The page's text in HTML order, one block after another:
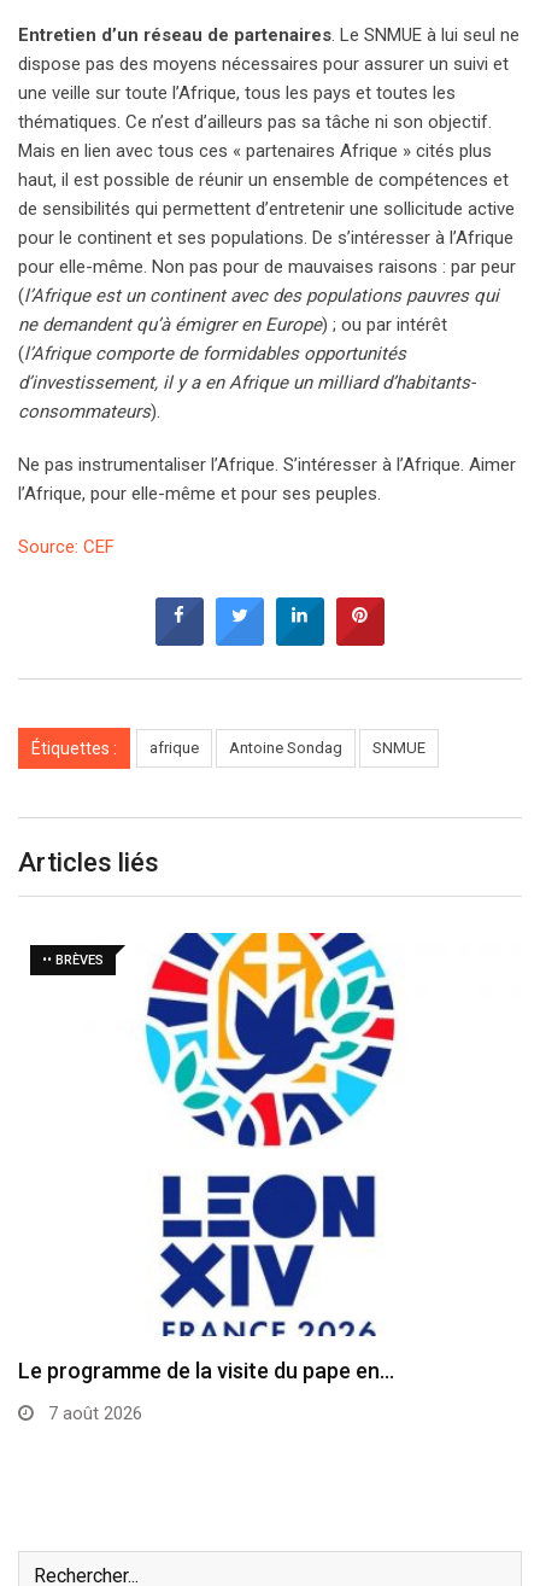
Entretien d’un réseau de partenaires. Le SNMUE à lui seul ne
dispose pas des moyens nécessaires pour assurer un suivi et
une veille sur toute l’Afrique, tous les pays et toutes les
thématiques. Ce n’est d’ailleurs pas sa tâche ni son objectif.
Mais en lien avec tous ces « partenaires Afrique » cités plus
haut, il est possible de réunir un ensemble de compétences et
de sensibilités qui permettent d’entretenir une sollicitude active
pour le continent et ses populations. De s’intéresser à l’Afrique
pour elle-même. Non pas pour de mauvaises raisons : par peur
(l’Afrique est un continent avec des populations pauvres qui
ne demandent qu’à émigrer en Europe) ; ou par intérêt
(l’Afrique comporte de formidables opportunités
d’investissement, il y a en Afrique un milliard d’habitants-
consommateurs).
Ne pas instrumentaliser l’Afrique. S’intéresser à l’Afrique. Aimer
l’Afrique, pour elle-même et pour ses peuples.
Source: CEF
Étiquettes : afrique Antoine Sondag SNMUE
Articles liés
•• BRÈVES
Le programme de la visite du pape en…
7 août 2026